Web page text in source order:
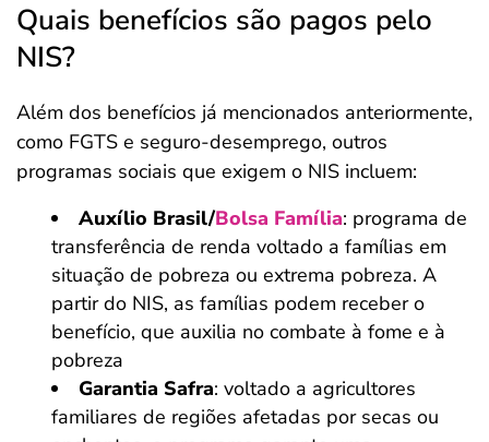
Quais benefícios são pagos pelo
NIS?
Além dos benefícios já mencionados anteriormente,
como FGTS e seguro-desemprego, outros
programas sociais que exigem o NIS incluem:
Auxílio Brasil/Bolsa Família: programa de
transferência de renda voltado a famílias em
situação de pobreza ou extrema pobreza. A
partir do NIS, as famílias podem receber o
benefício, que auxilia no combate à fome e à
pobreza
Garantia Safra: voltado a agricultores
familiares de regiões afetadas por secas ou